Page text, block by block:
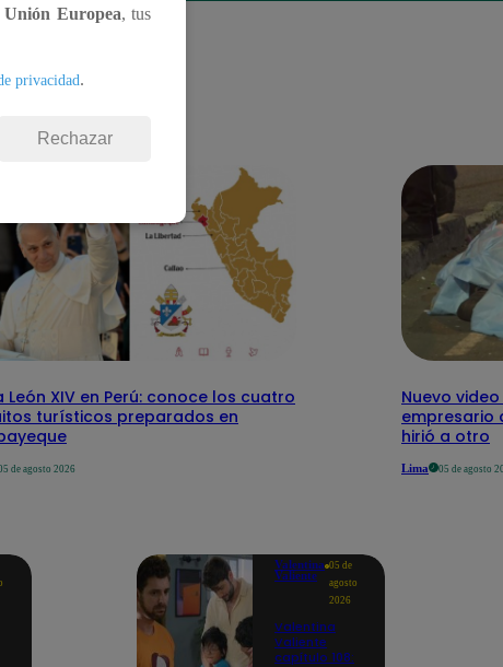
León XIV en Perú: conoce los cuatro
turísticos preparados en
de agosto 2026
Nuevo
empresario
hirió a otro
Lima 05 de agosto
Valentina
Valiente
05 de
agosto
2026
Valentina
Valiente
capítulo 108:
Unión Europea, tus
privacidad.
Rechazar